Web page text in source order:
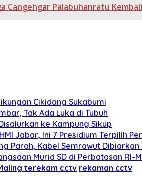
Cangehgar Palabuhanratu
Cikidang Sukabumi
Tak Ada Luka di Tubuh
ke Kampung Sikup
Jabar, Ini 7 Presidium Terpilih
Parah, Kabel Semrawut Dibiarkan
Murid SD di Perbatasan RI-
terekam cctv rekaman cctv